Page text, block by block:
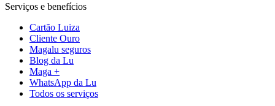
Serviços e benefícios
Cartão Luiza
Cliente Ouro
Magalu seguros
Blog da Lu
Maga +
WhatsApp da Lu
Todos os serviços